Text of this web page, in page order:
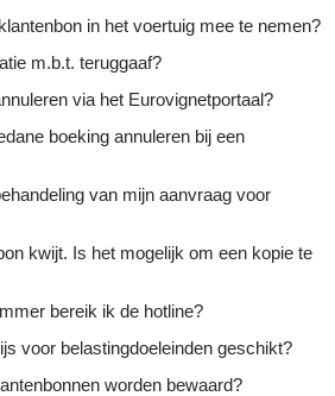
in het voertuig mee te nemen?
m.b.t. teruggaaf?
via het Eurovignetportaal?
boeking annuleren bij een
van mijn aanvraag voor
kwijt. Is het mogelijk om een kopie te
bereik ik de hotline?
voor belastingdoeleinden geschikt?
worden bewaard?